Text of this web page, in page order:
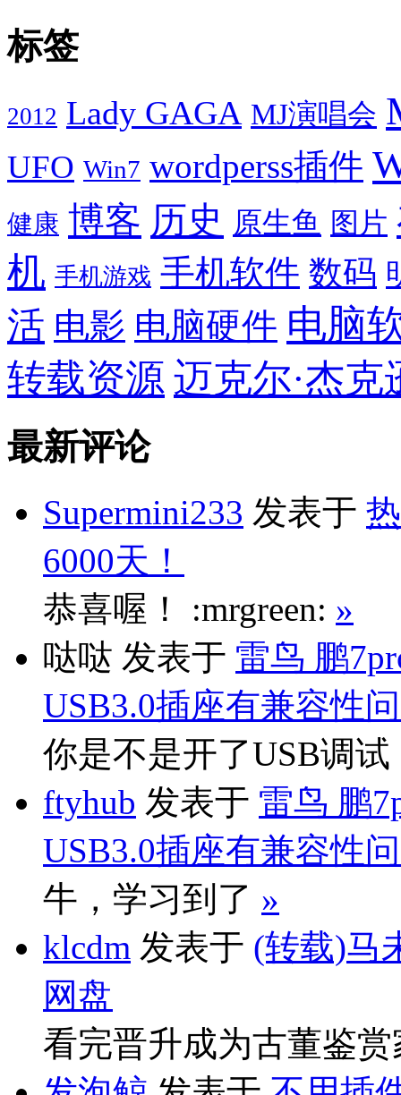
标签
2012 Lady GAGA MJ演唱会
UFO Win7 wordperss插件
健康 博客 历史 原生鱼 图片
机 手机游戏 手机软件 数码
活 电影 电脑硬件 电脑
转载资源 迈克尔·杰克
最新评论
Supermini233 发表于
6000天！
恭喜喔！ :mrgreen: »
哒哒 发表于 雷鸟 鹏
USB3.0插座有兼容性
你是不是开了USB调
ftyhub 发表于 雷鸟 鹏
USB3.0插座有兼容性
牛，学习到了 »
klcdm 发表于 (转载)马
网盘
看完晋升成为古董鉴